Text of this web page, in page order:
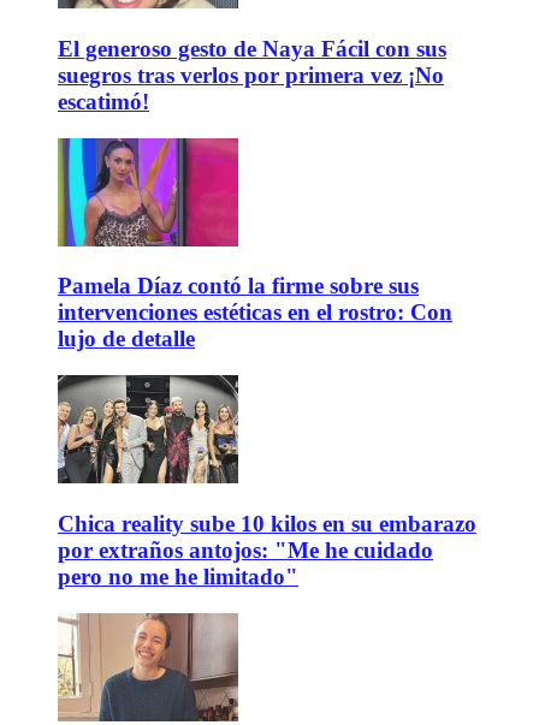
El generoso gesto de Naya Fácil con sus
suegros tras verlos por primera vez ¡No
escatimó!
Pamela Díaz contó la firme sobre sus
intervenciones estéticas en el rostro: Con
lujo de detalle
Chica reality sube 10 kilos en su embarazo
por extraños antojos: "Me he cuidado
pero no me he limitado"